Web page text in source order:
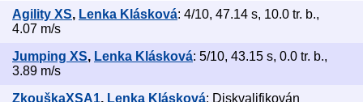
Agility XS, Lenka Klásková: 4/10, 47.14 s, 10.0 tr. b.,
4.07 m/s
Jumping XS, Lenka Klásková: 5/10, 43.15 s, 0.0 tr. b.,
3.89 m/s
ZkouškaXSA1, Lenka Klásková: Diskvalifikován